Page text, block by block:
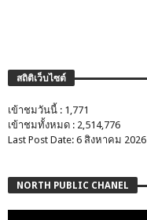
สถิติเว็บไซต์
เข้าชมวันนี้ : 1,771
เข้าชมทั้งหมด : 2,514,776
Last Post Date: 6 สิงหาคม 2026
NORTH PUBLIC CHANEL